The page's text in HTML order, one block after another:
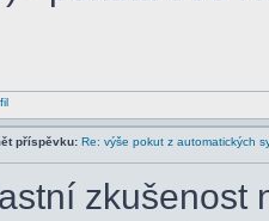
příspěvku: Re: výše pokut z automatických
zkušenost